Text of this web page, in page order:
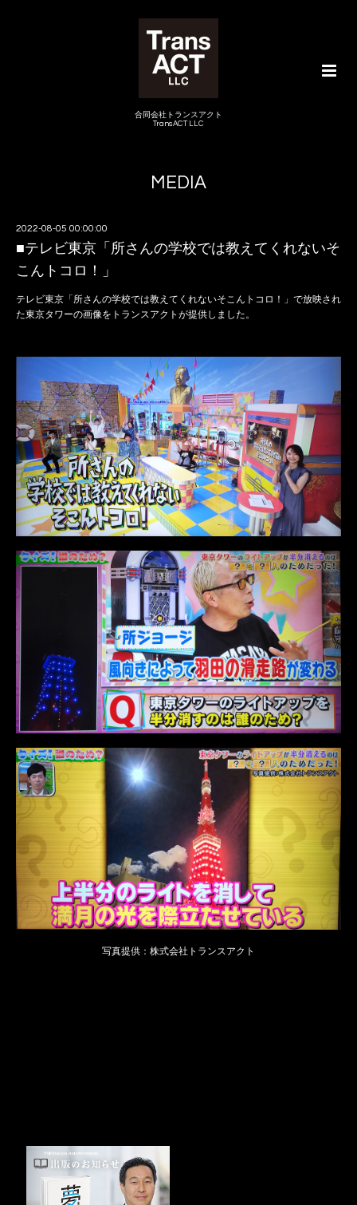
合同会社トランスアクト
TransACT LLC
MEDIA
2022-08-05 00:00:00
■テレビ東京「所さんの学校では教えてくれないそ
こんトコロ！」
テレビ東京「所さんの学校では教えてくれないそこんトコロ！」で放映され
た東京タワーの画像をトランスアクトが提供しました。
写真提供：株式会社トランスアクト